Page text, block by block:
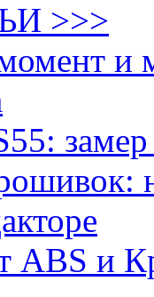
>>>
и
ABS и